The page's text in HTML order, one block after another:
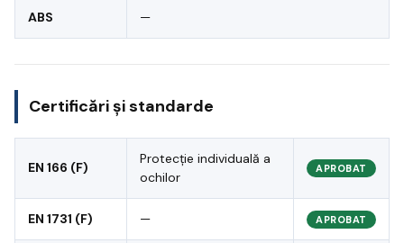
ABS —
Certificări și standarde
EN 166 (F)
Protecție individuală a
ochilor
APROBAT
EN 1731 (F) — APROBAT